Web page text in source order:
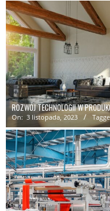
ROZWÓJ TECHNOLOGII W
On: 3 listopada, 2023